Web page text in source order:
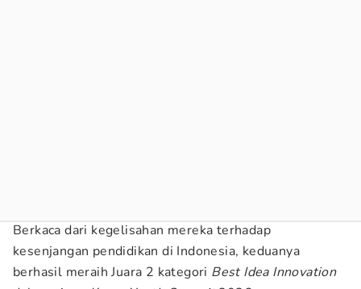
Berkaca dari kegelisahan mereka terhadap
kesenjangan pendidikan di Indonesia, keduanya
berhasil meraih Juara 2 kategori Best Idea Innovation